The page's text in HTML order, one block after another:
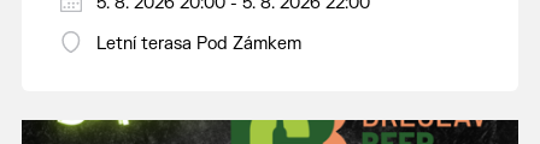
Letní terasa Pod Zámkem